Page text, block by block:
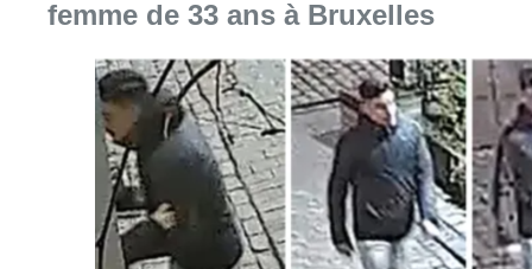
femme de 33 ans à Bruxelles